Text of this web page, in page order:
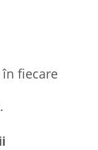
fiecare